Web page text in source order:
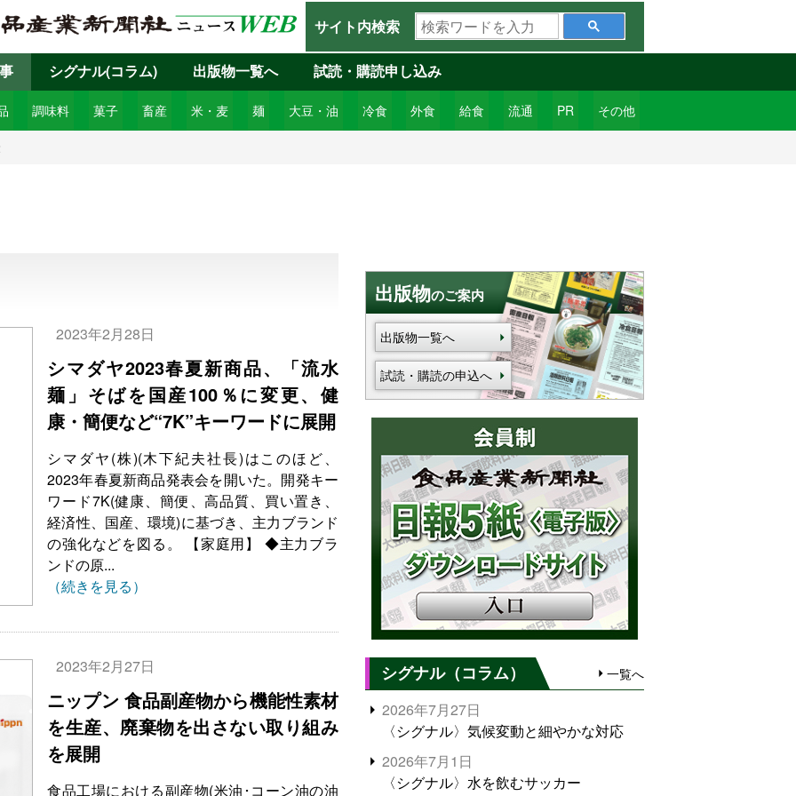
サイト内検索
検
索
ワ
ー
ド
を
調味料 菓子 畜産 米・麦 麺 大豆・油 冷食 外食 給食 流通 PR その他
シグナル(コラム) 出版物一覧へ 試読・購読申し込み
2023年2月28日
シマダヤ2023春夏新商品、「流水
麺」そばを国産100％に変更、健
康・簡便など“7K”キーワードに展開
シマダヤ(株)(木下紀夫社長)はこのほど、
2023年春夏新商品発表会を開いた。開発キー
ワード7K(健康、簡便、高品質、買い置き、
経済性、国産、環境)に基づき、主力ブランド
の強化などを図る。 【家庭用】 ◆主力ブラ
ンドの原...
（続きを見る）
2023年2月27日
ニップン 食品副産物から機能性素材
を生産、廃棄物を出さない取り組み
を展開
食品工場における副産物(米油･コーン油の油
出版物のご案内
出版物一覧へ
試読・購読の申込へ
シグナル（コラム） 一覧へ
2026年7月27日
〈シグナル〉気候変動と細やかな対応
2026年7月1日
〈シグナル〉水を飲むサッカー